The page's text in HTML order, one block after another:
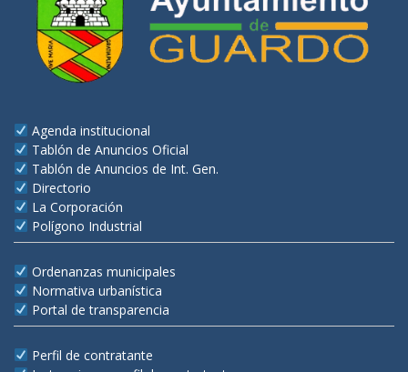
Agenda institucional
Tablón de Anuncios Oficial
Tablón de Anuncios de Int. Gen.
Directorio
La Corporación
Polígono Industrial
Ordenanzas municipales
Normativa urbanística
Portal de transparencia
Perfil de contratante